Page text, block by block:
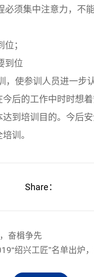
须集中注意力，不
；
到位
使参训人员进一步
后的工作中时时想
到培训目的。今后
训。
Share：
奋楫争先